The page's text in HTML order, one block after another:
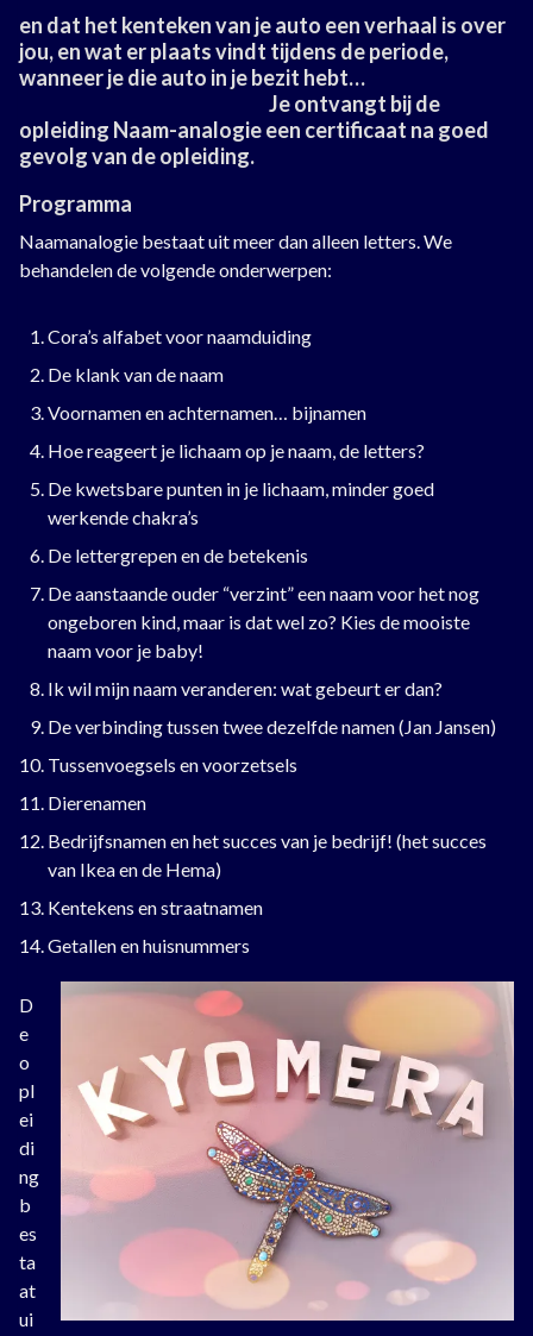
en dat het kenteken van je auto een verhaal is over
jou, en wat er plaats vindt tijdens de periode,
wanneer je die auto in je bezit hebt…
Je ontvangt bij de
opleiding Naam-analogie een certificaat na goed
gevolg van de opleiding.
Programma
Naamanalogie bestaat uit meer dan alleen letters. We
behandelen de volgende onderwerpen:
Cora’s alfabet voor naamduiding
De klank van de naam
Voornamen en achternamen… bijnamen
Hoe reageert je lichaam op je naam, de letters?
De kwetsbare punten in je lichaam, minder goed
werkende chakra’s
De lettergrepen en de betekenis
De aanstaande ouder “verzint” een naam voor het nog
ongeboren kind, maar is dat wel zo? Kies de mooiste
naam voor je baby!
Ik wil mijn naam veranderen: wat gebeurt er dan?
De verbinding tussen twee dezelfde namen (Jan Jansen)
Tussenvoegsels en voorzetsels
Dierenamen
Bedrijfsnamen en het succes van je bedrijf! (het succes
van Ikea en de Hema)
Kentekens en straatnamen
Getallen en huisnummers
D
e
o
pl
ei
di
ng
b
es
ta
at
ui